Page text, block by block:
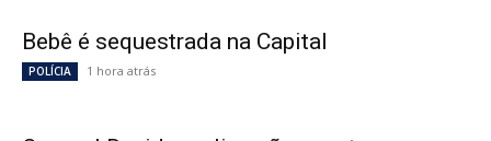
Bebê é sequestrada na Capital
POLÍCIA 1 hora atrás